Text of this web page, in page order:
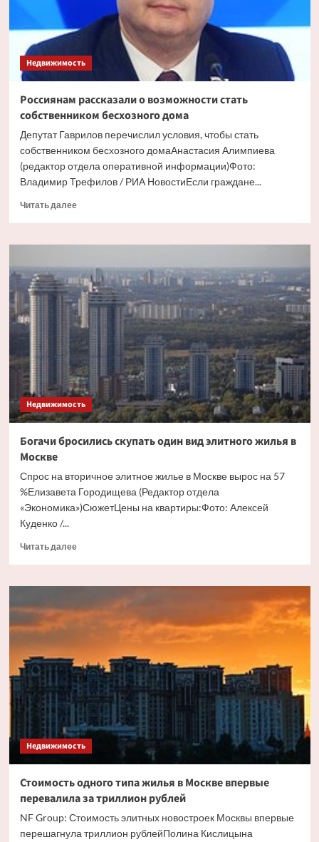
Недвижимость
Россиянам рассказали о возможности стать
собственником бесхозного дома
Депутат Гаврилов перечислил условия, чтобы стать
собственником бесхозного домаАнастасия Алимпиева
(редактор отдела оперативной информации)Фото:
Владимир Трефилов / РИА НовостиЕсли граждане...
Читать далееПрочитать
Россиянам
о
возможности
стать
собственником
бесхозного
дома
Недвижимость
Богачи бросились скупать один вид элитного жилья в
Москве
Спрос на вторичное элитное жилье в Москве вырос на 57
%Елизавета Городищева (Редактор отдела
«Экономика»)СюжетЦены на квартиры:Фото: Алексей
Куденко /...
Читать далееПрочитать
Богачи
бросились
скупать
элитного
жилья
в
Москве
Недвижимость
Стоимость одного типа жилья в Москве впервые
перевалила за триллион рублей
NF Group: Стоимость элитных новостроек Москвы впервые
перешагнула триллион рублейПолина Кислицына